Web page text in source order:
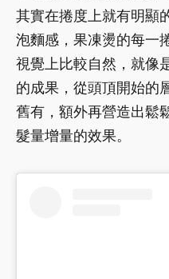
其實在捲度上就有明顯
泡麵感，果凍燙的每一
視覺上比較自然，就像
的成果，從頭頂開始的
舊有，額外再營造出鬆
髮量增量的效果。